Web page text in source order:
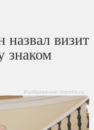
визит
знаком
Изображение: kremlin.ru